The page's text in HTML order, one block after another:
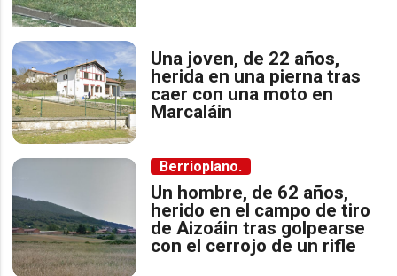
Una joven, de 22 años,
herida en una pierna tras
caer con una moto en
Marcaláin
Berrioplano.
Un hombre, de 62 años,
herido en el campo de tiro
de Aizoáin tras golpearse
con el cerrojo de un rifle